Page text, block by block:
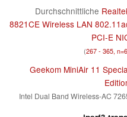
Durchschnittliche
8821CE Wireless LAN
PCI-E
(267 - 365, n=6
Geekom MiniAir 11
Intel Dual Band Wireless-AC